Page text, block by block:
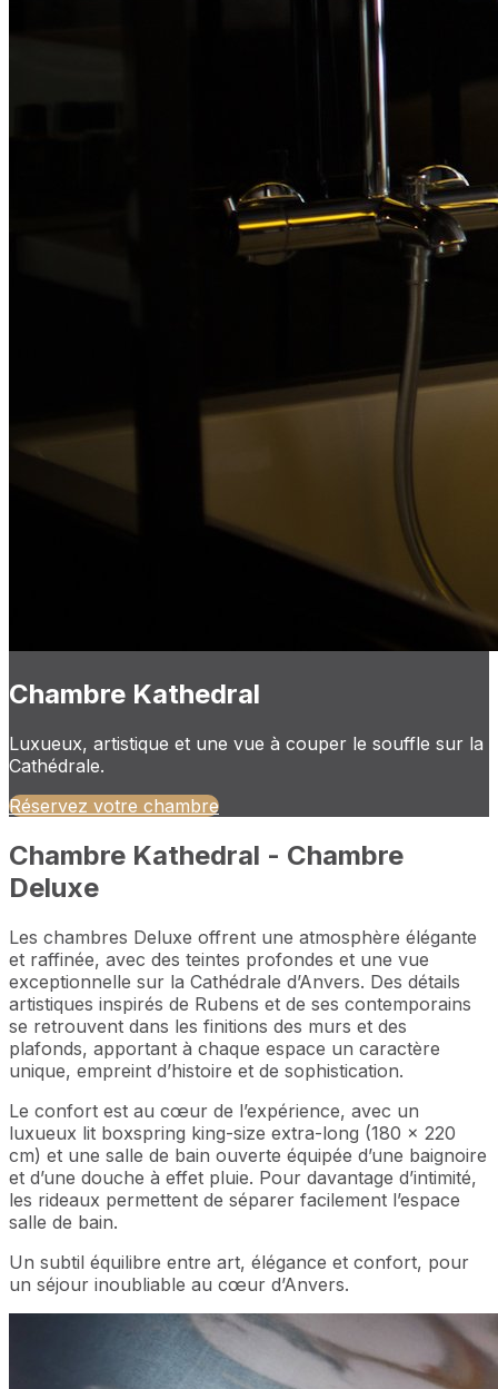
Chambre Kathedral
Luxueux, artistique et une vue à couper le souffle sur la
Cathédrale.
Réservez votre chambre
Chambre Kathedral - Chambre
Deluxe
Les chambres Deluxe offrent une atmosphère élégante
et raffinée, avec des teintes profondes et une vue
exceptionnelle sur la Cathédrale d’Anvers. Des détails
artistiques inspirés de Rubens et de ses contemporains
se retrouvent dans les finitions des murs et des
plafonds, apportant à chaque espace un caractère
unique, empreint d’histoire et de sophistication.
Le confort est au cœur de l’expérience, avec un
luxueux lit boxspring king-size extra-long (180 × 220
cm) et une salle de bain ouverte équipée d’une baignoire
et d’une douche à effet pluie. Pour davantage d’intimité,
les rideaux permettent de séparer facilement l’espace
salle de bain.
Un subtil équilibre entre art, élégance et confort, pour
un séjour inoubliable au cœur d’Anvers.